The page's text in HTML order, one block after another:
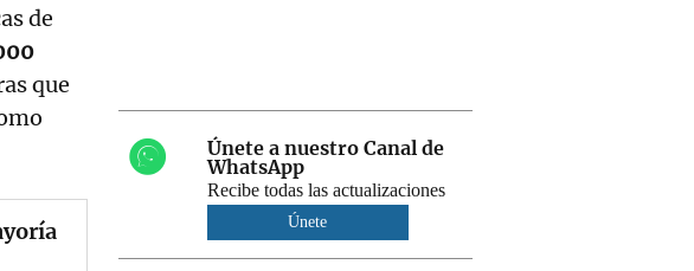
de
que
Únete a nuestro Canal de
WhatsApp
Recibe todas las actualizaciones
Únete